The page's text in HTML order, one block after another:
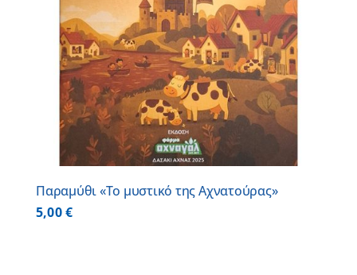
Παραμύθι «Το μυστικό της Αχνατούρας»
5,00€